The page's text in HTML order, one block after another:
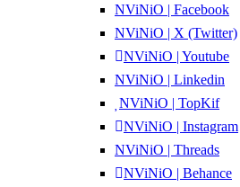
NViNiO | Facebook
NViNiO | X (Twitter)
NViNiO | Youtube
NViNiO | Linkedin
NViNiO | TopKif
NViNiO | Instagram
NViNiO | Threads
NViNiO | Behance